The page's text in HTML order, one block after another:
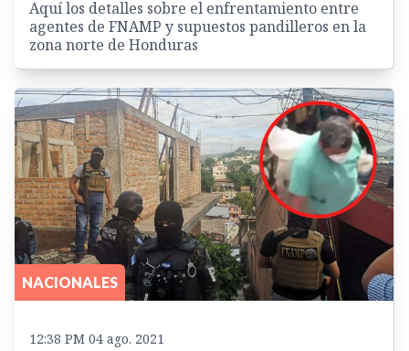
Aquí los detalles sobre el enfrentamiento entre
agentes de FNAMP y supuestos pandilleros en la
zona norte de Honduras
NACIONALES
12:38 PM 04 ago. 2021